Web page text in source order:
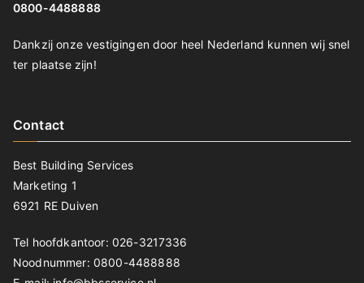
0800-4488888
Dankzij onze vestigingen door heel Nederland kunnen wij snel
ter plaatse zijn!
Contact
Best Building Services
Marketing 1
6921 RE Duiven
Tel hoofdkantoor: 026-3217336
Noodnummer: 0800-4488888